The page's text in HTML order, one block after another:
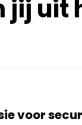
jij uit
voor